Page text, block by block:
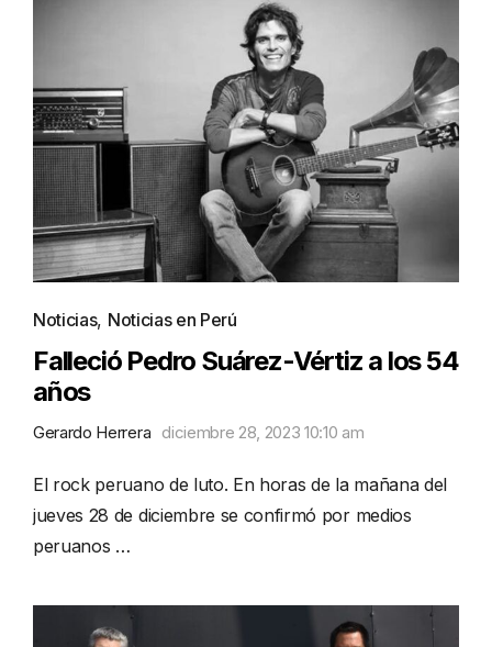
Noticias, Noticias en Perú
Falleció Pedro Suárez-Vértiz a los 54
años
Gerardo Herrera diciembre 28, 2023 10:10 am
El rock peruano de luto. En horas de la mañana del
jueves 28 de diciembre se confirmó por medios
peruanos …